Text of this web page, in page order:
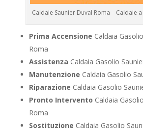
Caldaie Saunier Duval Roma – Caldaie
Prima Accensione Caldaia
Roma
Assistenza Caldaia Gasolio
Manutenzione Caldaia Gasolio
Riparazione Caldaia Gasolio
Pronto Intervento Caldaia
Roma
Sostituzione Caldaia Gasolio